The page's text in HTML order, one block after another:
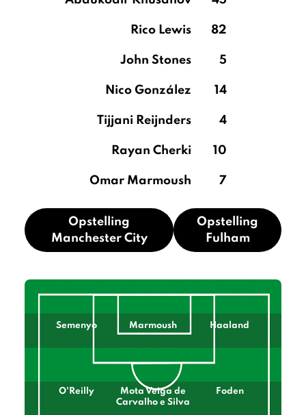
Rico Lewis 82
John Stones 5
Nico González 14
Tijjani Reijnders 4
Rayan Cherki 10
Omar Marmoush 7
Opstelling
Manchester City
Opstelling
Fulham
Semenyo Marmoush Haaland
O'Reilly
Mota Veiga de
Carvalho e Silva
Foden